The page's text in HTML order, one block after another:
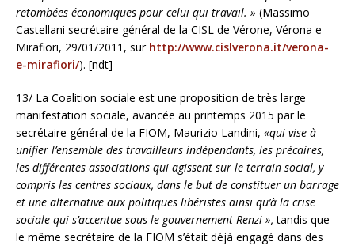
retombées économiques pour celui qui travail. » (Massimo
Castellani secrétaire général de la CISL de Vérone, Vérona e
Mirafiori, 29/01/2011, sur http://www.cislverona.it/verona-
e-mirafiori/). [ndt]
13/ La Coalition sociale est une proposition de très large
manifestation sociale, avancée au printemps 2015 par le
secrétaire général de la FIOM, Maurizio Landini, «qui vise à
unifier l’ensemble des travailleurs indépendants, les précaires,
les différentes associations qui agissent sur le terrain social, y
compris les centres sociaux, dans le but de constituer un barrage
et une alternative aux politiques libéristes ainsi qu’à la crise
sociale qui s’accentue sous le gouvernement Renzi », tandis que
le même secrétaire de la FIOM s’était déjà engagé dans des